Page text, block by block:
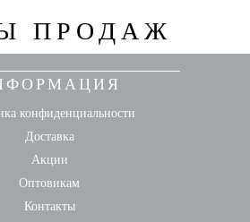
ПРОДАЖ
конфиденциальности
Доставка
Акции
Оптовикам
Контакты